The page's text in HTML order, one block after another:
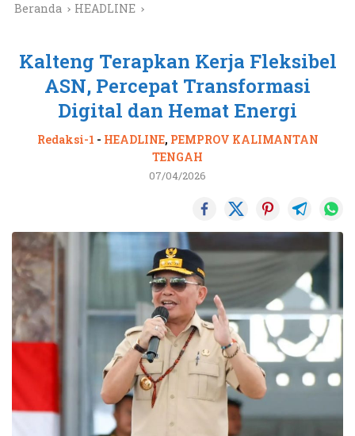
Beranda HEADLINE
Kalteng Terapkan Kerja Fleksibel
ASN, Percepat Transformasi
Digital dan Hemat Energi
Redaksi-1 - HEADLINE, PEMPROV KALIMANTAN
TENGAH
07/04/2026